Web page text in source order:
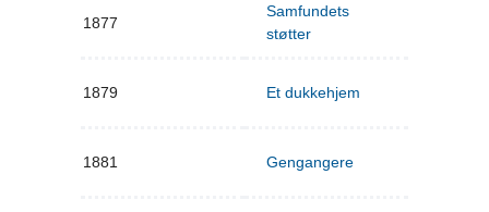
1877
Samfundets
støtter
1879 Et dukkehjem
1881 Gengangere